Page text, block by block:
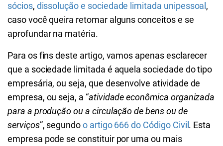
sócios, dissoluçãoe sociedade limitada unipessoal ,
caso você queira retomar alguns conceitos e se
aprofundar na matéria.
Para os fins deste artigo, vamos apenas esclarecer
que a sociedade limitada é aquela sociedade do tipo
empresária, ou seja, que desenvolve atividade de
empresa, ou seja, a “atividade econômica organizada
para a produção ou a circulação de bens ou de
serviços”, segundoo artigo 666 do Código Civil . Esta
empresa pode se constituir por uma ou mais